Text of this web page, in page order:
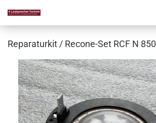
Reparaturkit / Recone-Set RCF N 850